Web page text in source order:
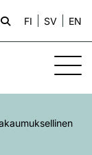
FI SV EN